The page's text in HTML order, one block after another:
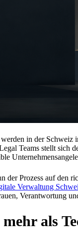
in der Schweiz
Teams stellt sich
der Prozess auf den
Verwaltung
Verantwortung
als